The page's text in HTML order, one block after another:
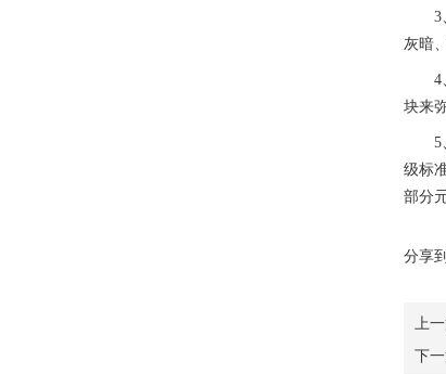
3、
灰暗
4、
块来
5、
级标
部分
分享到
上一
下一